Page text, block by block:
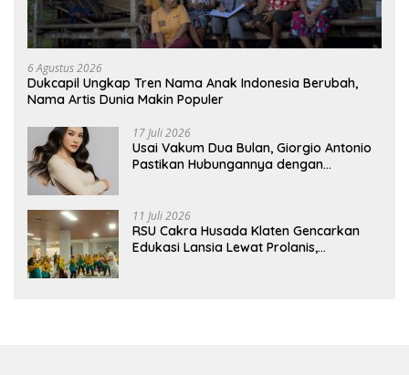
6 Agustus 2026
Dukcapil Ungkap Tren Nama Anak Indonesia Berubah,
Nama Artis Dunia Makin Populer
17 Juli 2026
Usai Vakum Dua Bulan, Giorgio Antonio
Pastikan Hubungannya dengan
11 Juli 2026
RSU Cakra Husada Klaten Gencarkan
Edukasi Lansia Lewat Prolanis,